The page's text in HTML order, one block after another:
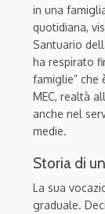
in una
quotidiana,
Santuario
ha respirato
famiglie” che
MEC, realtà
anche nel
medie.
Storia di
La sua
graduale.